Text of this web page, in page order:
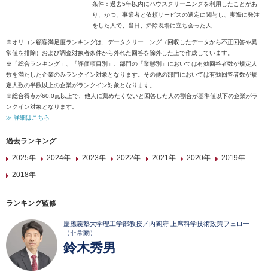
条件：過去5年以内にハウスクリーニングを利用したことがあ
り、かつ、事業者と依頼サービスの選定に関与し、実際に発注
をした人で、当日、掃除現場に立ち会った人
※オリコン顧客満足度ランキングは、データクリーニング（回収したデータから不正回答や異
常値を排除）および調査対象者条件から外れた回答を除外した上で作成しています。
※「総合ランキング」、「評価項目別」、部門の「業態別」においては有効回答者数が規定人
数を満たした企業のみランクイン対象となります。その他の部門においては有効回答者数が規
定人数の半数以上の企業がランクイン対象となります。
※総合得点が60.0点以上で、他人に薦めたくないと回答した人の割合が基準値以下の企業がラ
ンクイン対象となります。
≫ 詳細はこちら
過去ランキング
2025年
2024年 2023年 2022年 2021年 2020年
2019年
2018年
ランキング監修
慶應義塾大学理工学部教授／内閣府 上席科学技術政策フェロー
（非常勤）
鈴木秀男